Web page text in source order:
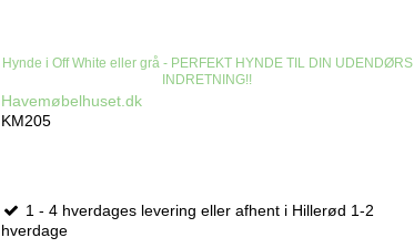
Hynde i Off White eller grå - PERFEKT HYNDE TIL DIN UDENDØRS
INDRETNING!!
Havemøbelhuset.dk
KM205
1 - 4 hverdages levering eller afhent i Hillerød 1-2
hverdage